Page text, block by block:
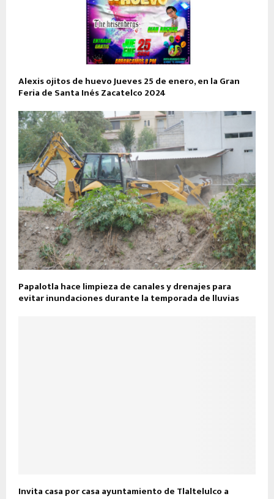
Alexis ojitos de huevo Jueves 25 de enero, en la Gran
Feria de Santa Inés Zacatelco 2024
Papalotla hace limpieza de canales y drenajes para
evitar inundaciones durante la temporada de lluvias
Invita casa por casa ayuntamiento de Tlaltelulco a